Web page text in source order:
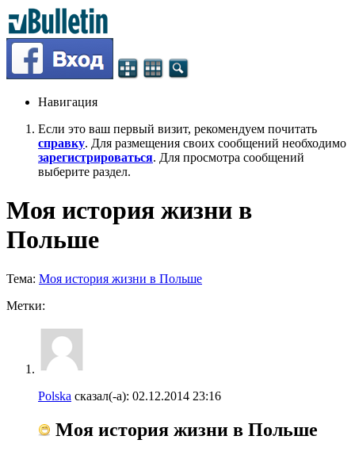
Навигация
Если это ваш первый визит, рекомендуем почитать
справку. Для размещения своих сообщений необходимо
зарегистрироваться. Для просмотра сообщений
выберите раздел.
Моя история жизни в
Польше
Тема: Моя история жизни в Польше
Метки:
Polska сказал(-а): 02.12.2014 23:16
Моя история жизни в Польше